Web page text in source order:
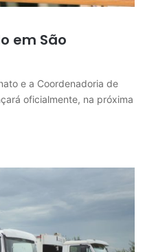
em São
e a Coordenadoria de
oficialmente, na próxima